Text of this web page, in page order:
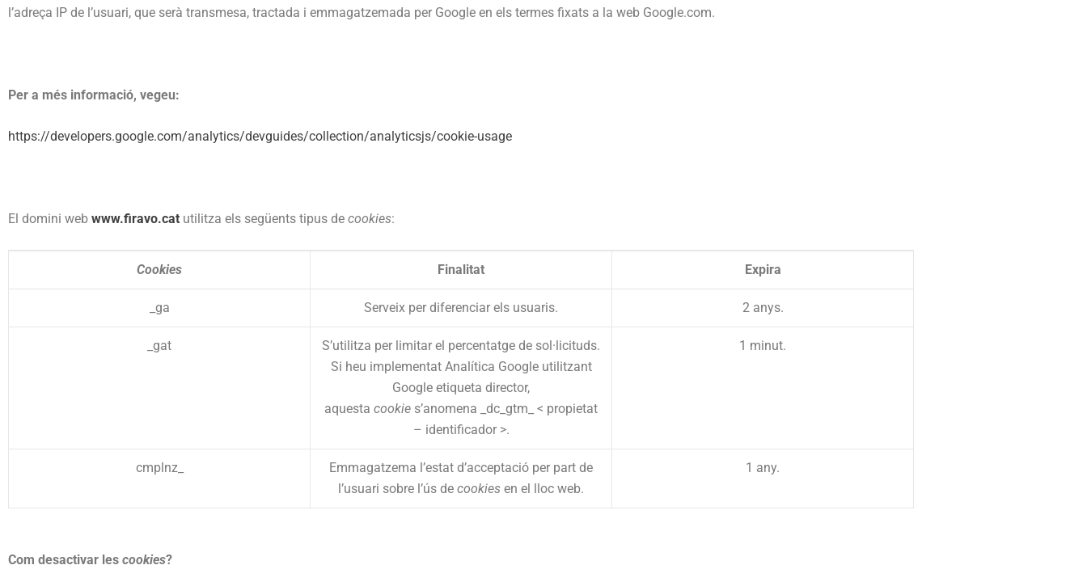
l’adreça IP de l’usuari, que serà transmesa, tractada i emmagatzemada per Google en els termes fixats a la web Google.com.
Per a més informació, vegeu:
https://developers.google.com/analytics/devguides/collection/analyticsjs/cookie-usage
El domini web www.firavo.cat utilitza els següents tipus de cookies:
Cookies Finalitat Expira
_ga Serveix per diferenciar els usuaris. 2 anys.
_gat
S’utilitza per limitar el percentatge de sol·licituds.
Si heu implementat Analítica Google utilitzant
Google etiqueta director,
aquesta cookie s’anomena _dc_gtm_ < propietat
– identificador >.
1 minut.
cmplnz_
Emmagatzema l’estat d’acceptació per part de
l’usuari sobre l’ús de cookies en el lloc web.
1 any.
Com desactivar les cookies?